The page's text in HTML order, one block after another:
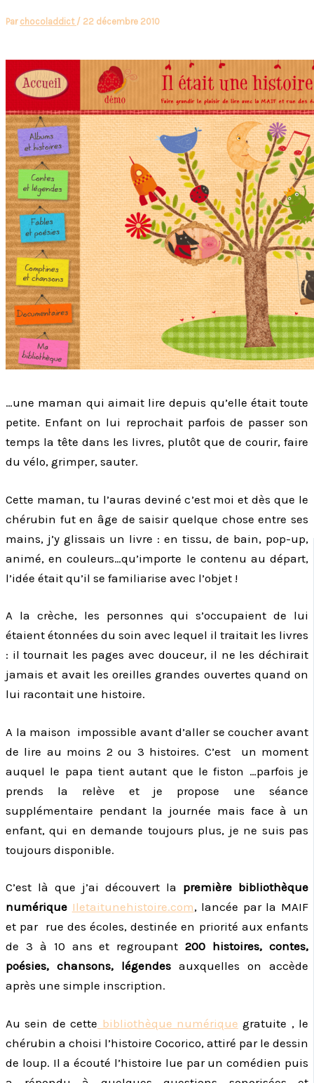
Par chocoladdict / 22 décembre 2010
…une maman qui aimait lire depuis qu’elle était toute
petite. Enfant on lui reprochait parfois de passer son
temps la tête dans les livres, plutôt que de courir, faire
du vélo, grimper, sauter.
Cette maman, tu l’auras deviné c’est moi et dès que le
chérubin fut en âge de saisir quelque chose entre ses
mains, j’y glissais un livre : en tissu, de bain, pop-up,
animé, en couleurs…qu’importe le contenu au départ,
l’idée était qu’il se familiarise avec l’objet !
A la crèche, les personnes qui s’occupaient de lui
étaient étonnées du soin avec lequel il traitait les livres
: il tournait les pages avec douceur, il ne les déchirait
jamais et avait les oreilles grandes ouvertes quand on
lui racontait une histoire.
A la maison impossible avant d’aller se coucher avant
de lire au moins 2 ou 3 histoires. C’est un moment
auquel le papa tient autant que le fiston …parfois je
prends la relève et je propose une séance
supplémentaire pendant la journée mais face à un
enfant, qui en demande toujours plus, je ne suis pas
toujours disponible.
C’est là que j’ai découvert la première bibliothèque
numérique Iletaitunehistoire.com, lancée par la MAIF
et par rue des écoles, destinée en priorité aux enfants
de 3 à 10 ans et regroupant200 histoires, contes,
poésies, chansons, légendes auxquelles on accède
après une simple inscription.
Au sein de cette bibliothèque numérique gratuite , le
chérubin a choisi l’histoire Cocorico, attiré par le dessin
de loup. Il a écouté l’histoire lue par un comédien puis